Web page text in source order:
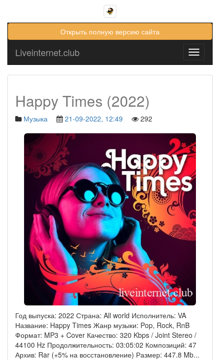
Открыть полную версию сайта
Toggle
Liveinternet.club
Happy Times (2022)
Музыка 21-09-2022, 12:49 292
Год выпуска: 2022 Страна: All world Исполнитель: VA
Название: Happy Times Жанр музыки: Pop, Rock, RnB
Формат: MP3 + Cover Качество: 320 Kbps / Joint Stereo /
44100 Hz Продолжительность: 03:05:02 Композиций: 47
Архив: Rar (+5% на восстановление) Размер: 447.8 Mb...